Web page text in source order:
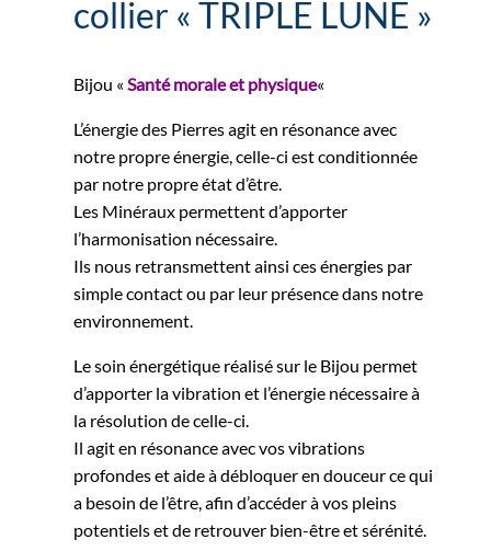
collier « TRIPLE LUNE »
Bijou «Santé morale et physique«
L’énergie des Pierres agit en résonance avec
notre propre énergie, celle-ci est conditionnée
par notre propre état d’être.
Les Minéraux permettent d’apporter
l’harmonisation nécessaire.
Ils nous retransmettent ainsi ces énergies par
simple contact ou par leur présence dans notre
environnement.
Le soin énergétique réalisé sur le Bijou permet
d’apporter la vibration et l’énergie nécessaire à
la résolution de celle-ci.
Il agit en résonance avec vos vibrations
profondes et aide à débloquer en douceur ce qui
a besoin de l’être, afin d’accéder à vos pleins
potentiels et de retrouver bien-être et sérénité.